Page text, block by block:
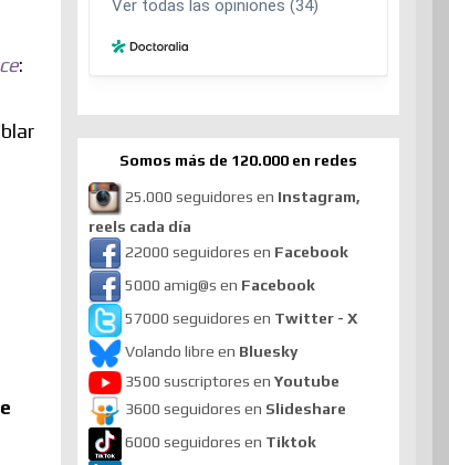
:
Somos más de 120.000 en redes
25.000 seguidores en Instagram,
reels cada día
22000 seguidores en Facebook
5000 amig@s en Facebook
57000 seguidores en Twitter - X
Volando libre en Bluesky
3500 suscriptores en Youtube
3600 seguidores en Slideshare
6000 seguidores en Tiktok